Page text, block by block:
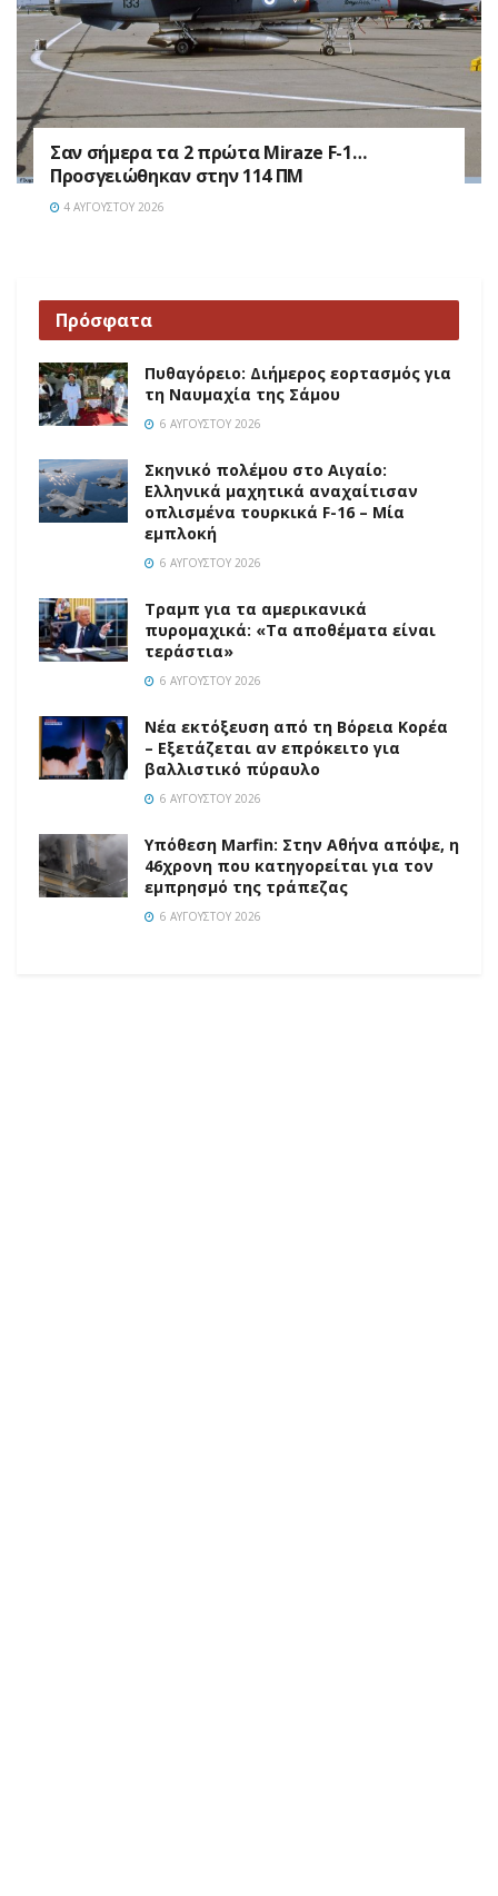
Σαν σήμερα τα 2 πρώτα Miraze F-1…
Προσγειώθηκαν στην 114 ΠΜ
4 ΑΥΓΟΎΣΤΟΥ 2026
Πρόσφατα
Πυθαγόρειο: Διήμερος εορτασμός για
τη Ναυμαχία της Σάμου
6 ΑΥΓΟΎΣΤΟΥ 2026
Σκηνικό πολέμου στο Αιγαίο:
Ελληνικά μαχητικά αναχαίτισαν
οπλισμένα τουρκικά F-16 – Μία
εμπλοκή
6 ΑΥΓΟΎΣΤΟΥ 2026
Τραμπ για τα αμερικανικά
πυρομαχικά: «Τα αποθέματα είναι
τεράστια»
6 ΑΥΓΟΎΣΤΟΥ 2026
Νέα εκτόξευση από τη Βόρεια Κορέα
– Εξετάζεται αν επρόκειτο για
βαλλιστικό πύραυλο
6 ΑΥΓΟΎΣΤΟΥ 2026
Υπόθεση Marfin: Στην Αθήνα απόψε, η
46χρονη που κατηγορείται για τον
εμπρησμό της τράπεζας
6 ΑΥΓΟΎΣΤΟΥ 2026